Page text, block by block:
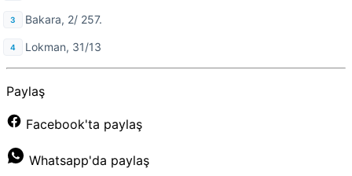
Bakara, 2/ 257.
Lokman, 31/13
Paylaş
Facebook'ta paylaş
Whatsapp'da paylaş